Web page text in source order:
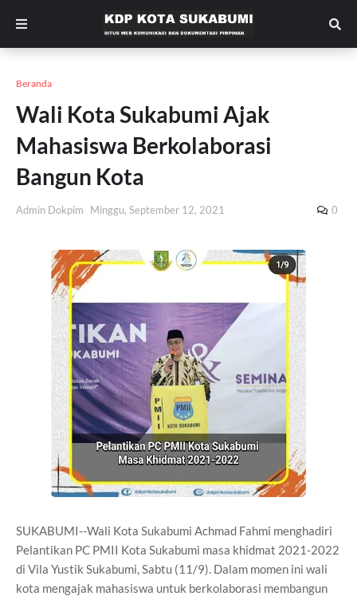
Beranda
Wali Kota Sukabumi Ajak
Mahasiswa Berkolaborasi
Bangun Kota
Admin Dokpim Minggu, September 12, 2021 0
SUKABUMI--Wali Kota Sukabumi Achmad Fahmi menghadiri
Pelantikan PC PMII Kota Sukabumi masa khidmat 2021-2022
di Vila Yustik Sukabumi, Sabtu (11/9). Dalam momen ini wali
kota mengajak mahasiswa untuk berkolaborasi membangun